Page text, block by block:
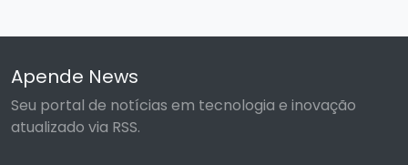
Apende News
Seu portal de notícias em tecnologia e inovação
atualizado via RSS.